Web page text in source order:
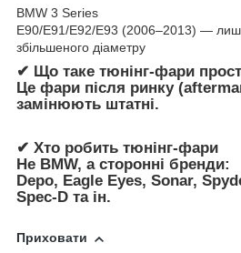
BMW 3 Series
E90/E91/E92/E93 (2006–2013) —
збільшеного діаметру
✔ Що таке тюнінг-фари
Це фари після ринку
замінюють штатні.
✔ Хто робить тюнінг-фари
Не BMW, а сторонні бренди:
Depo, Eagle Eyes, Sonar,
Spec-D та ін.
Приховати